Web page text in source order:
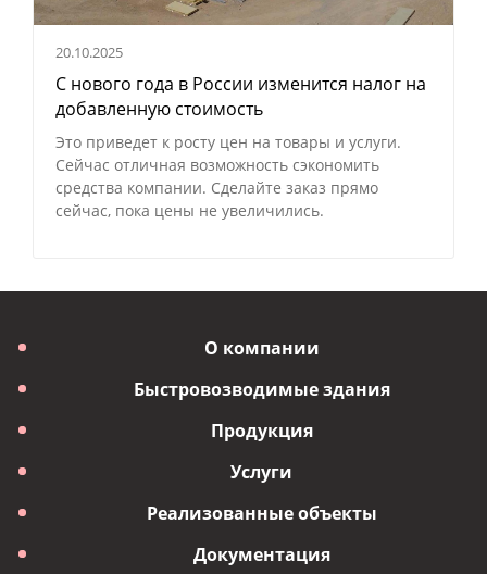
20.10.2025
С нового года в России изменится налог на
добавленную стоимость
Это приведет к росту цен на товары и услуги.
Сейчас отличная возможность сэкономить
средства компании. Сделайте заказ прямо
сейчас, пока цены не увеличились.
О компании
Быстровозводимые здания
Продукция
Услуги
Реализованные объекты
Документация